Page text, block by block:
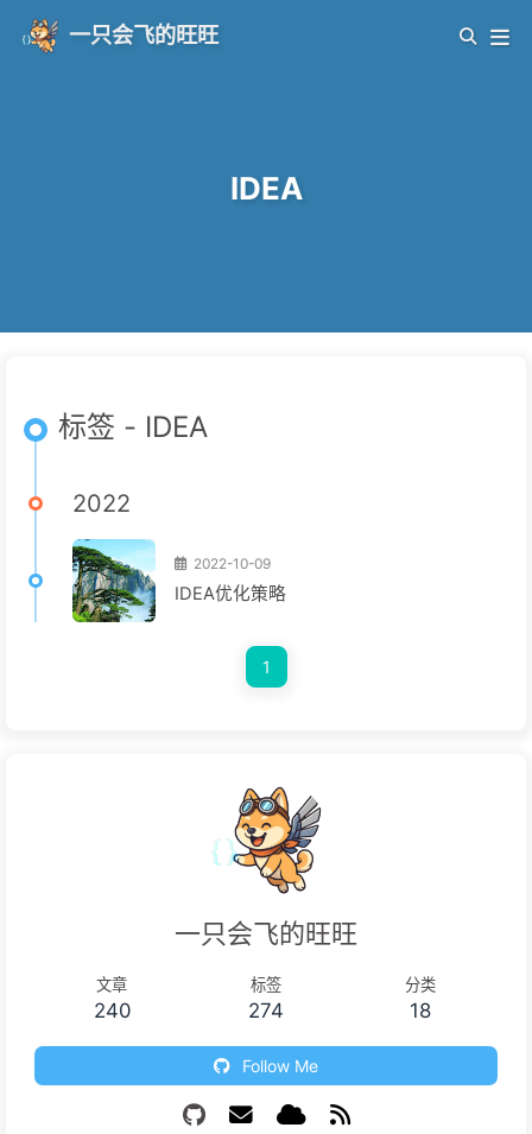
一只会飞的旺旺
IDEA
标签 - IDEA
2022
2022-10-09
IDEA优化策略
1
一只会飞的旺旺
文章
240
标签
274
分类
18
Follow Me